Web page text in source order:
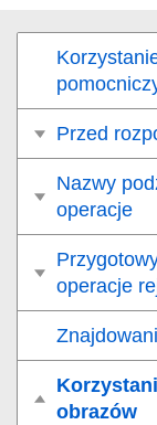
Przed
Nazwy
operacje
operacje
obrazów